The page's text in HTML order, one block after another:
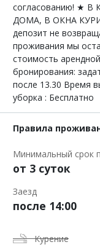
согласованию! ★
ДОМА, В ОКНА
депозит не
проживания мы
стоимость
бронирования:
после 13.30 Время
уборка : Бесплатно
Правила
Минимальный срок
от 3 суток
Заезд
после 14:00
Курение